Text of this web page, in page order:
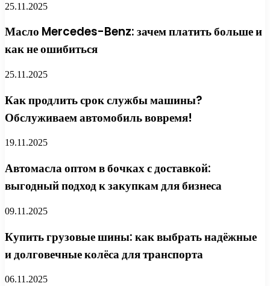
25.11.2025
Масло Mercedes-Benz: зачем платить больше и
как не ошибиться
25.11.2025
Как продлить срок службы машины?
Обслуживаем автомобиль вовремя!
19.11.2025
Автомасла оптом в бочках с доставкой:
выгодный подход к закупкам для бизнеса
09.11.2025
Купить грузовые шины: как выбрать надёжные
и долговечные колёса для транспорта
06.11.2025